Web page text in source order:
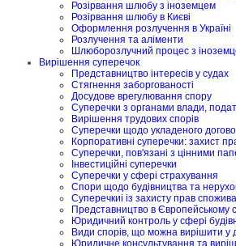
Розірвання шлюбу з іноземцем
Розірвання шлюбу в Києві
Оформлення розлучення в Україні
Розлучення та аліменти
Шлюборозлучний процес з
Вирішення суперечок
Представництво інтересів у судах
Стягнення заборгованості
Досудове врегулювання спору
Суперечки з органами влади,
Вирішення трудових спорів
Суперечки щодо укладеного
Корпоративні суперечки: захист
Суперечки, пов'язані з цінними
Інвестиційні суперечки
Суперечки у сфері страхування
Спори щодо будівництва та
Суперечкиі із захисту прав
Представництво в Європейському
Юридичний контроль у сфері
Види спорів, що можна вирішити у
Юридичне консультування та